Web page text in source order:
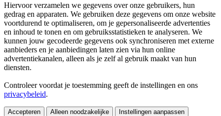
Hiervoor verzamelen we gegevens over onze gebruikers, hun
gedrag en apparaten. We gebruiken deze gegevens om onze website
voortdurend te optimaliseren, om je gepersonaliseerde advertenties
en inhoud te tonen en om gebruiksstatistieken te analyseren. We
kunnen jouw gecodeerde gegevens ook synchroniseren met externe
aanbieders en je aanbiedingen laten zien via hun online
advertentiekanalen, alleen als je zelf al gebruik maakt van hun
diensten.
Controleer voordat je toestemming geeft de instellingen en ons
privacybeleid.
Accepteren Alleen noodzakelijke Instellingen aanpassen